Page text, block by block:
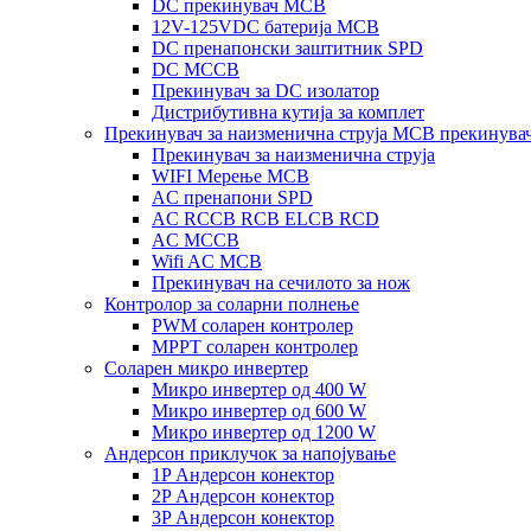
DC прекинувач MCB
12V-125VDC батерија MCB
DC пренапонски заштитник SPD
DC MCCB
Прекинувач за DC изолатор
Дистрибутивна кутија за комплет
Прекинувач за наизменична струја MCB
Прекинувач за наизменична струја
WIFI Мерење MCB
AC пренапони SPD
AC RCCB RCB ELCB RCD
AC MCCB
Wifi AC MCB
Прекинувач на сечилото за нож
Контролор за соларни полнење
PWM соларен контролер
MPPT соларен контролер
Соларен микро инвертер
Микро инвертер од 400 W
Микро инвертер од 600 W
Микро инвертер од 1200 W
Андерсон приклучок за напојување
1P Андерсон конектор
2P Андерсон конектор
3P Андерсон конектор